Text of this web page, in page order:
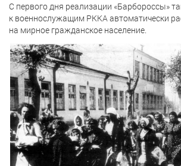
С первого дня реализации «Барбороссы»
к военнослужащим РККА автоматически
на мирное гражданское население.